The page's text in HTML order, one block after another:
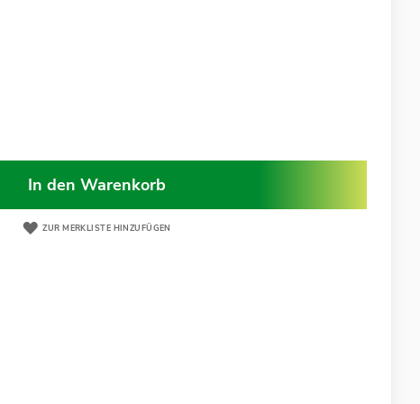
In den Warenkorb
ZUR MERKLISTE HINZUFÜGEN